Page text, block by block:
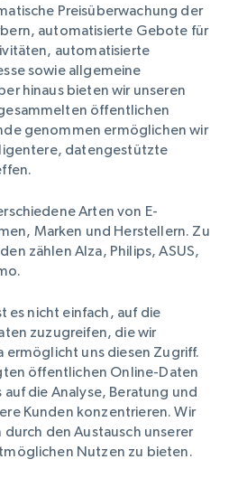
Preisüberwachung der
automatisierte Gebote für
automatisierte
sowie allgemeine
hinaus bieten wir unseren
öffentlichen
genommen ermöglichen wir
datengestützte
Arten von E-
Marken und Herstellern. Zu
zählen Alza, Philips, ASUS,
es nicht einfach, auf die
zuzugreifen, die wir
ermöglicht uns diesen Zugriff.
öffentlichen Online-Daten
die Analyse, Beratung und
Kunden konzentrieren. Wir
den Austausch unserer
Nutzen zu bieten.